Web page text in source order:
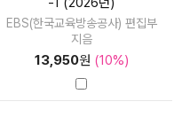
EBS(한국교육방송공사) 편집부
지음
13,950원 (10%)